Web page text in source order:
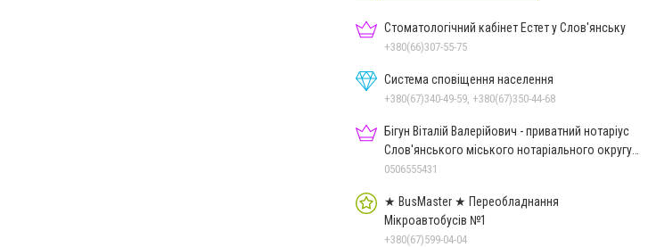
Стоматологічний кабінет Естет у Слов'янську
+380(66)307-55-75
Система сповіщення населення
+380(67)340-49-59, +380(67)350-44-68
Бігун Віталій Валерійович - приватний нотаріус
Слов'янського міського нотаріального округу
Дон.обл.
0506555431
★ BusMaster ★ Переобладнання
Мікроавтобусів №1
+380(67)599-04-04